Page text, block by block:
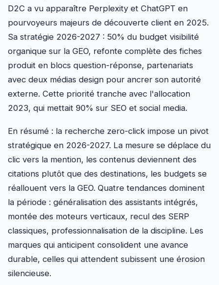
D2C a vu apparaître Perplexity et ChatGPT en
pourvoyeurs majeurs de découverte client en 2025.
Sa stratégie 2026-2027 : 50% du budget visibilité
organique sur la GEO, refonte complète des fiches
produit en blocs question-réponse, partenariats
avec deux médias design pour ancrer son autorité
externe. Cette priorité tranche avec l'allocation
2023, qui mettait 90% sur SEO et social media.
En résumé : la recherche zero-click impose un pivot
stratégique en 2026-2027. La mesure se déplace du
clic vers la mention, les contenus deviennent des
citations plutôt que des destinations, les budgets se
réallouent vers la GEO. Quatre tendances dominent
la période : généralisation des assistants intégrés,
montée des moteurs verticaux, recul des SERP
classiques, professionnalisation de la discipline. Les
marques qui anticipent consolident une avance
durable, celles qui attendent subissent une érosion
silencieuse.